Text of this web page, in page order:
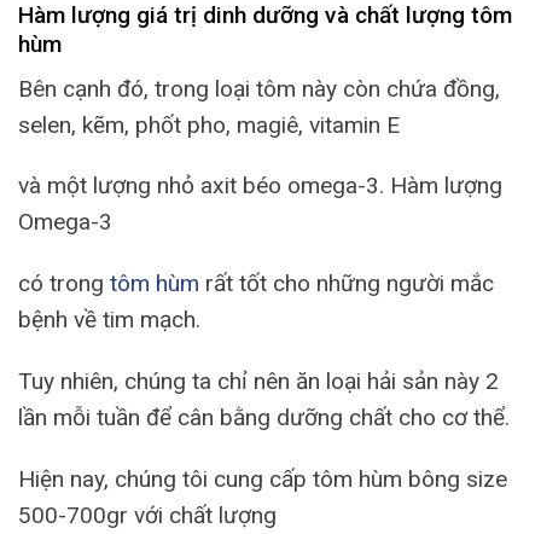
Hàm lượng giá trị dinh dưỡng và chất lượng tôm
hùm
Bên cạnh đó, trong loại tôm này còn chứa đồng,
selen, kẽm, phốt pho, magiê, vitamin E
và một lượng nhỏ axit béo omega-3. Hàm lượng
Omega-3
có trong tôm hùm rất tốt cho những người mắc
bệnh về tim mạch.
Tuy nhiên, chúng ta chỉ nên ăn loại hải sản này 2
lần mỗi tuần để cân bằng dưỡng chất cho cơ thể.
Hiện nay, chúng tôi cung cấp tôm hùm bông size
500-700gr với chất lượng